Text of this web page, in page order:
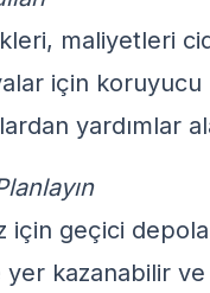
maliyetleri
için koruyucu
yardımlar
için geçici
kazanabilir ve